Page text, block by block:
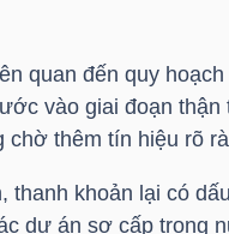
quan đến quy
vào giai đoạn
thêm tín hiệu rõ
thanh khoản lại có
dự án sơ cấp trong